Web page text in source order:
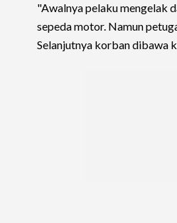
"Awalnya pelaku mengelak
sepeda motor. Namun
Selanjutnya korban dibawa